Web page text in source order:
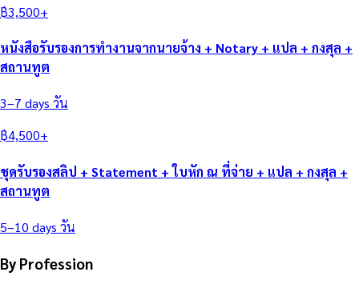
฿3,500+
หนังสือรับรองการทำงานจากนายจ้าง + Notary + แปล + กงสุล +
สถานทูต
3–7 days วัน
฿4,500+
ชุดรับรองสลิป + Statement + ใบหัก ณ ที่จ่าย + แปล + กงสุล +
สถานทูต
5–10 days วัน
By Profession